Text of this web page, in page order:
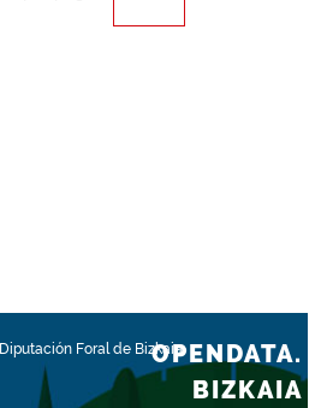
Diputación Foral de BizkaiaOPENDATA.
BIZKAIA